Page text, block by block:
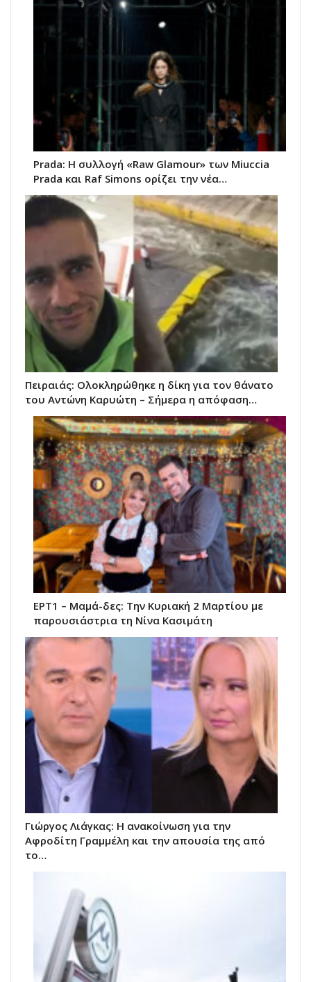
Prada: Η συλλογή «Raw Glamour» των Miuccia
Prada και Raf Simons ορίζει την νέα…
Πειραιάς: Ολοκληρώθηκε η δίκη για τον θάνατο
του Αντώνη Καρυώτη – Σήμερα η απόφαση…
ΕΡΤ1 – Μαμά-δες: Την Κυριακή 2 Μαρτίου με
παρουσιάστρια τη Νίνα Κασιμάτη
Γιώργος Λιάγκας: Η ανακοίνωση για την
Αφροδίτη Γραμμέλη και την απουσία της από
το…